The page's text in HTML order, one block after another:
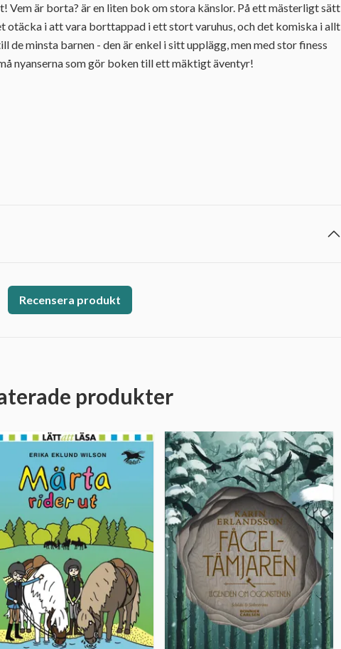
Vem är borta? är en liten bok om stora känslor. På ett mästerligt sätt
otäcka i att vara borttappad i ett stort varuhus, och det komiska i allt
de minsta barnen - den är enkel i sitt upplägg, men med stor finess
nyanserna som gör boken till ett mäktigt äventyr!
Recensera produkt
produkter